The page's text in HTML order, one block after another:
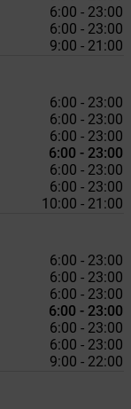
6:00 - 23:00
6:00 - 23:00
9:00 - 21:00
6:00 - 23:00
6:00 - 23:00
6:00 - 23:00
6:00 - 23:00
6:00 - 23:00
6:00 - 23:00
10:00 - 21:00
6:00 - 23:00
6:00 - 23:00
6:00 - 23:00
6:00 - 23:00
6:00 - 23:00
6:00 - 23:00
9:00 - 22:00